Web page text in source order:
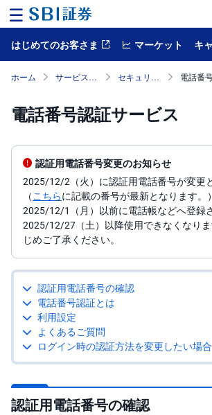
ー
ム
マ
ー
ケ
ト
NISA
国
内
株
式
外
株
式
投
資
信
託
券
はじめてのお客さま マーケット キ
ホーム サービス案内 セキュリティ 電話番
電話番号認証サービス
認証用電話番号変更のお知らせ
2025/12/2（火）に認証用電話番号が変更
（こちらに記載の番号が最新となります。）
2025/12/1（月）以前に電話帳などへ登録
2025/12/27（土）以降使用できなくなり
じめご了承ください。
認証用電話番号の確認
電話番号認証とは
利用設定
よくあるご質問
ログイン時の認証方法を変更したい場合
認証用電話番号の確認